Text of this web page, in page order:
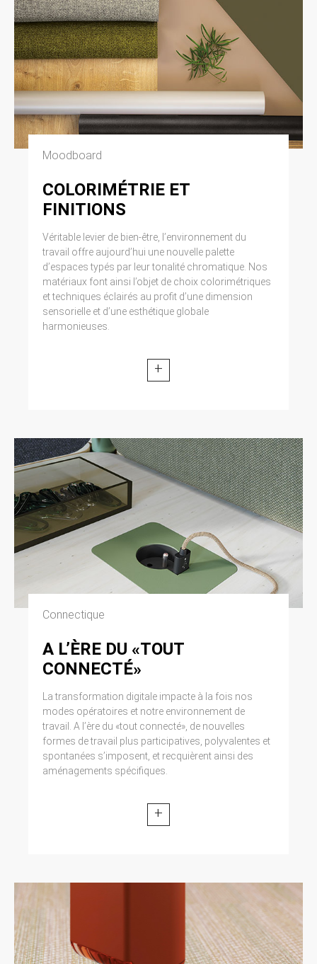
Moodboard
COLORIMÉTRIE ET
FINITIONS
Véritable levier de bien-être, l’environnement du
travail offre aujourd’hui une nouvelle palette
d’espaces typés par leur tonalité chromatique. Nos
matériaux font ainsi l’objet de choix colorimétriques
et techniques éclairés au profit d’une dimension
sensorielle et d’une esthétique globale
harmonieuses.
+
Connectique
A L’ÈRE DU «TOUT
CONNECTÉ»
La transformation digitale impacte à la fois nos
modes opératoires et notre environnement de
travail. A l’ère du «tout connecté», de nouvelles
formes de travail plus participatives, polyvalentes et
spontanées s’imposent, et recquièrent ainsi des
aménagements spécifiques.
+